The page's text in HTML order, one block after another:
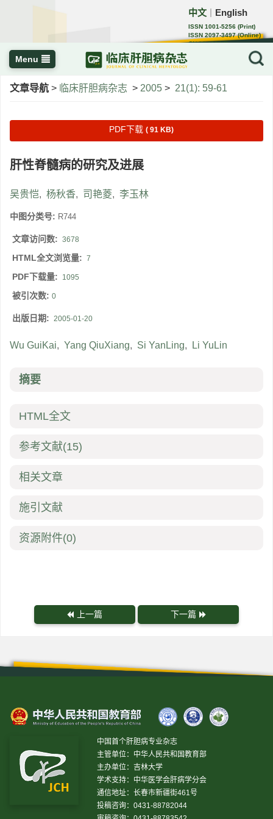
中文 English
ISSN 1001-5256 (Print)
ISSN 2097-3497 (Online)
CN 22-1108/R
Menu
文章导航 > 临床肝胆病杂志 > 2005 > 21(1): 59-61
PDF下载 ( 91 KB)
肝性脊髓病的研究及进展
吴贵恺, 杨秋香, 司艳菱, 李玉林
中图分类号: R744
文章访问数: 3678
HTML全文浏览量: 7
PDF下载量: 1095
被引次数: 0
出版日期: 2005-01-20
Wu GuiKai, Yang QiuXiang, Si YanLing, Li YuLin
摘要
HTML全文
参考文献(15)
相关文章
施引文献
资源附件(0)
上一篇 下一篇
中国首个肝胆病专业杂志
主管单位：中华人民共和国教育部
主办单位：吉林大学
学术支持：中华医学会肝病学分会
通信地址：长春市新疆街461号
投稿咨询：0431-88782044